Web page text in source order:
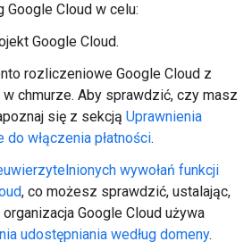
Google Cloud w celu:
Google Cloud.
rozliczeniowe Google Cloud z
chmurze. Aby sprawdzić, czy masz
się z sekcją Uprawnienia
do włączenia płatności.
wywołań funkcji
, co możesz sprawdzić, ustalając,
Google Cloud używa
udostępniania według domeny.